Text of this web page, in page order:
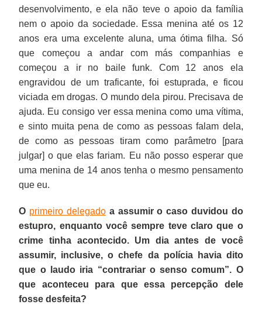
desenvolvimento, e ela não teve o apoio da família
nem o apoio da sociedade. Essa menina até os 12
anos era uma excelente aluna, uma ótima filha. Só
que começou a andar com más companhias e
começou a ir no baile funk. Com 12 anos ela
engravidou de um traficante, foi estuprada, e ficou
viciada em drogas. O mundo dela pirou. Precisava de
ajuda. Eu consigo ver essa menina como uma vítima,
e sinto muita pena de como as pessoas falam dela,
de como as pessoas tiram como parâmetro [para
julgar] o que elas fariam. Eu não posso esperar que
uma menina de 14 anos tenha o mesmo pensamento
que eu.
O primeiro delegadoa assumir o caso duvidou do
estupro, enquanto você sempre teve claro que o
crime tinha acontecido. Um dia antes de você
assumir, inclusive, o chefe da polícia havia dito
que o laudo iria “contrariar o senso comum”. O
que aconteceu para que essa percepção dele
fosse desfeita?